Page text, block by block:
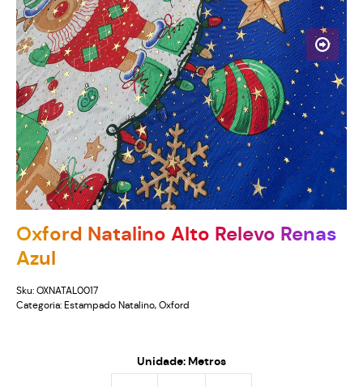
Oxford Natalino Alto Relevo Renas
Azul
Sku: OXNATAL0017
Categoria: Estampado Natalino, Oxford
Unidade: Metros